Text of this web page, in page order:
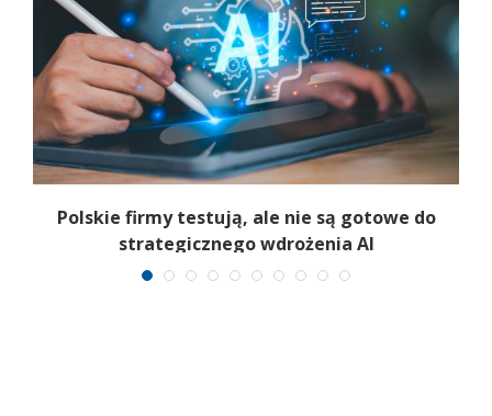
Polskie firmy testują, ale nie są gotowe do
strategicznego wdrożenia AI